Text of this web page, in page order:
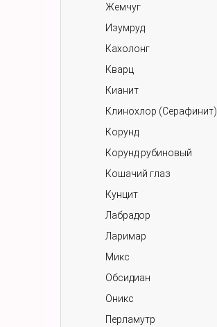
Жемчуг
Изумруд
Кахолонг
Кварц
Кианит
Клинохлор (Серафинит)
Корунд
Корунд рубиновый
Кошачий глаз
Кунцит
Лабрадор
Ларимар
Микс
Обсидиан
Оникс
Перламутр